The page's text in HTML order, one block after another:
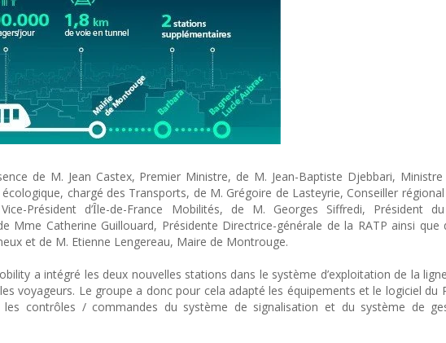
de M. Jean Castex, Premier Ministre, de M. Jean-Baptiste Djebbari, Ministre
chargé des Transports, de M. Grégoire de Lasteyrie, Conseiller
Président d’Ȋle-de-France Mobilités, de M. Georges Siffredi, Président
Mme Catherine Guillouard, Présidente Directrice-générale de la RATP ainsi que
et de M. Etienne Lengereau, Maire de Montrouge.
a intégré les deux nouvelles stations dans le système d’exploitation de la
voyageurs. Le groupe a donc pour cela adapté les équipements et le logiciel du
les contrôles / commandes du système de signalisation et du système de